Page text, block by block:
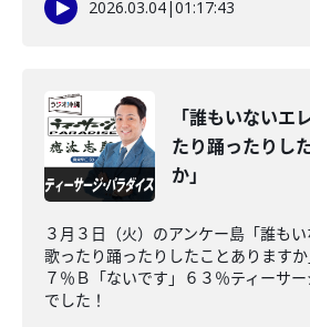
2026.03.04|01:17:43
「誰もいないエ
たり踊ったりし
か」
３月３日（火）のアンケー島「誰も
歌ったり踊ったりしたことあります
７％Ｂ「ないです」６３％ティーサ
でした！